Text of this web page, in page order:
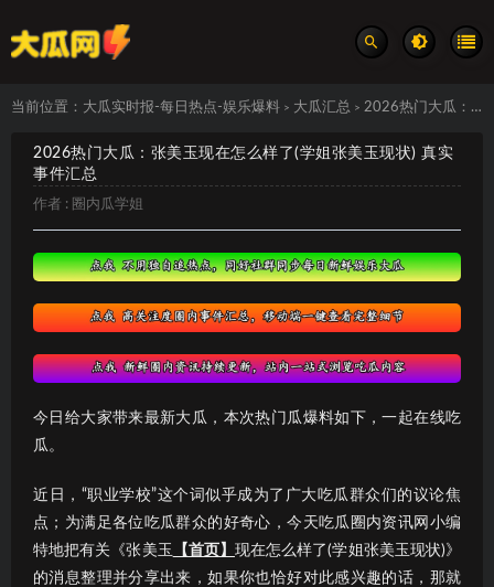
当前位置： 大瓜实时报-每日热点-娱乐爆料 > 大瓜汇总 > 2026热门大瓜：张美玉现在怎么样了(学姐张美玉现状) 真实事件汇总
2026热门大瓜：张美玉现在怎么样了(学姐张美玉现状) 真实
事件汇总
作者 : 圈内瓜学姐
今日给大家带来最新大瓜，本次热门瓜爆料如下，一起在线吃
瓜。
近日，“职业学校”这个词似乎成为了广大吃瓜群众们的议论焦
点；为满足各位吃瓜群众的好奇心，今天吃瓜圈内资讯网小编
特地把有关《张美玉
【首页】 现在怎么样了(学姐张美玉现状)》
的消息整理并分享出来，如果你也恰好对此感兴趣的话，那就